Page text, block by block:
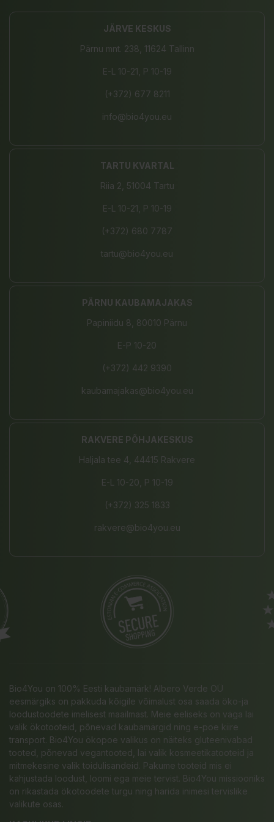
JÄRVE KESKUS
Pärnu mnt. 238, 11624 Tallinn
E-L 10-21, P 10-19
(+372) 677 8211
info@bio4you.eu
TARTU KVARTAL
Riia 2, 51004 Tartu
E-L 10-21, P 10-19
(+372) 680 7787
tartu@bio4you.eu
PÄRNU KAUBAMAJAKAS
Papiniidu 8, 80010 Pärnu
E-P 10-20
(+372) 442 9390
kaubamajakas@bio4you.eu
RAKVERE PÕHJAKESKUS
Haljala tee 4, 44415 Rakvere
E-L 10-20, P 10-19
(+372) 325 1833
rakvere@bio4you.eu
Bio4You on 100% Eesti kaubamärk! Albero Verde OÜ
eesmärgiks on pakkuda kõigile võimalust osa saada öko-ja
loodustoodete imelisest maailmast. Meie eeliseks on väga lai
valik ökotooteid, põnevad kaubamärgid ning e-poe kiire
transport. Bio4You ökopoe valikus on näiteks gluteenivabad
tooted, põnevad vegantooted, lai valik kosmeetikatooteid ja
mitmekesine valik toidulisandeid. Pakume tooteid mis ei
kahjustada loodust, loomi ega meie tervist. Bio4You missiooniks
on rikastada ökotoodete turgu ning harida inimesi tervislike
valikute osas.